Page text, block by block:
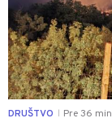
DRUŠTVO Pre 36 min